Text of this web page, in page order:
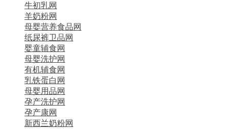
牛初乳网
羊奶粉网
母婴营养食品网
纸尿裤卫品网
婴童辅食网
母婴洗护网
有机辅食网
乳铁蛋白网
母婴用品网
孕产洗护网
孕产康网
新西兰奶粉网